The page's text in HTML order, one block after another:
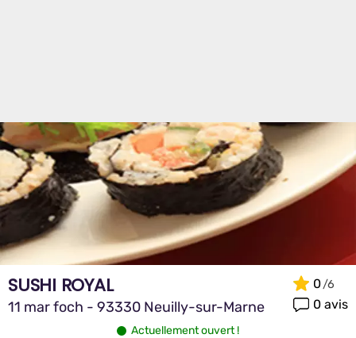
SUSHI ROYAL
11 mar foch - 93330 Neuilly-sur-Marne
0
0 avis
Actuellement ouvert !